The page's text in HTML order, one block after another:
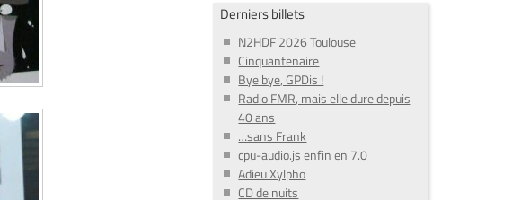
Derniers billets
N2HDF 2026 Toulouse
Cinquantenaire
Bye bye, GPDis !
Radio FMR, mais elle dure depuis
40 ans
…sans Frank
cpu-audio.js enfin en 7.0
Adieu Xylpho
CD de nuits